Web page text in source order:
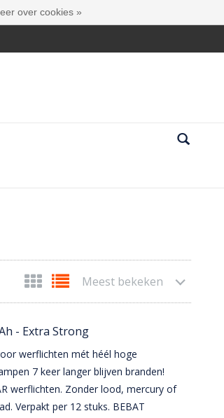
Meest bekeken
- Extra Strong
werflichten mét héél hoge
7 keer langer blijven branden!
werflichten. Zonder lood, mercury of
Verpakt per 12 stuks. BEBAT
over cookies »